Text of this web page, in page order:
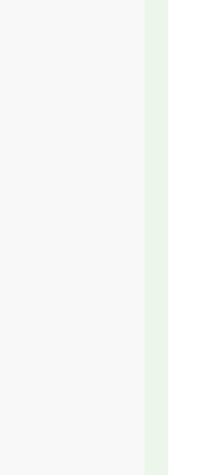
【SRT】名古屋
と言われ